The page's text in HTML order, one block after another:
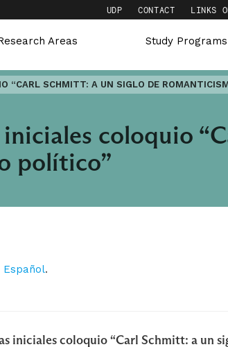
UDP CONTACT LINKS
Areas Study Programs
“CARL SCHMITT: A UN SIGLO DE
coloquio
político”
Español.
iniciales coloquio “Carl Schmitt: a un